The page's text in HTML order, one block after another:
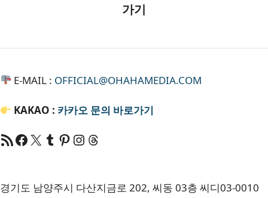
가기
E-MAIL : OFFICIAL@OHAHAMEDIA.COM
KAKAO : 카카오 문의 바로가기
RSS 피드Facebook
X Tumblr
Pinterest
RSSThreads
경기도 남양주시 다산지금로 202, 씨동 03층 씨디03-0010